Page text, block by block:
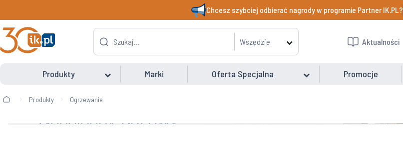
Chcesz szybciej odbierać nagrody w programie Partner IK.PL?
Wszędzie Aktualności
Produkty Marki Oferta Specjalna Promocje
Produkty Ogrzewanie